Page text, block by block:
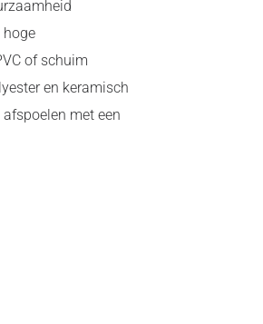
hoge
of schuim
en keramisch
met een